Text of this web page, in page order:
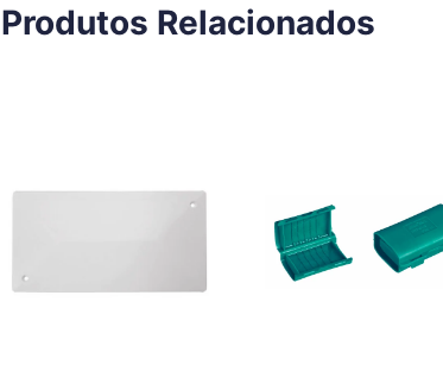
Produtos Relacionados